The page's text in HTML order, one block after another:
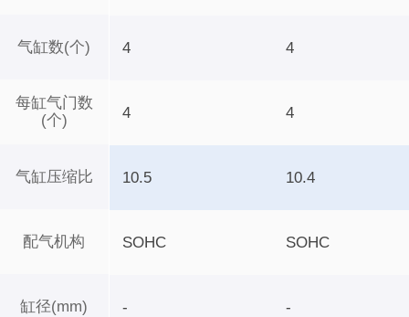
气缸数(个)
每缸气门数
(个)
气缸压缩比
配气机构
缸径(mm)
4 4
4 4
10.5 10.4
SOHC SOHC
- -